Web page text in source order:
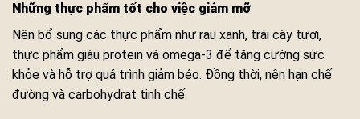
Những thực phẩm tốt cho việc giảm mỡ
Nên bổ sung các thực phẩm như rau xanh, trái cây tươi,
thực phẩm giàu protein và omega-3 để tăng cường sức
khỏe và hỗ trợ quá trình giảm béo. Đồng thời, nên hạn chế
đường và carbohydrat tinh chế.